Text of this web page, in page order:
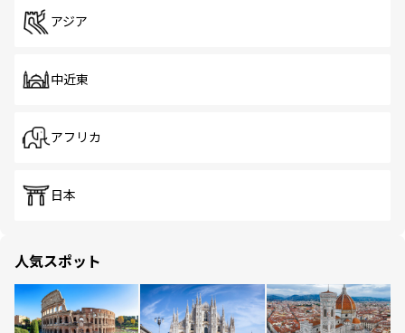
アジア
中近東
アフリカ
日本
人気スポット